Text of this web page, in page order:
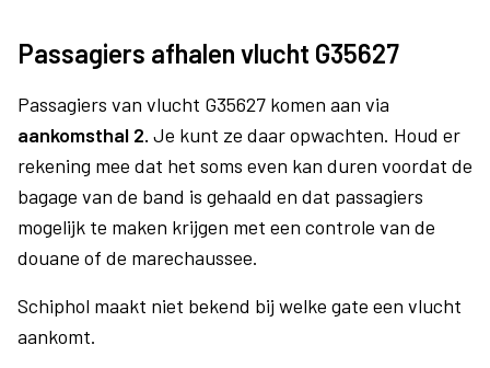
Passagiers afhalen vlucht G35627
Passagiers van vlucht G35627 komen aan via
aankomsthal 2. Je kunt ze daar opwachten. Houd er
rekening mee dat het soms even kan duren voordat de
bagage van de band is gehaald en dat passagiers
mogelijk te maken krijgen met een controle van de
douane of de marechaussee.
Schiphol maakt niet bekend bij welke gate een vlucht
aankomt.